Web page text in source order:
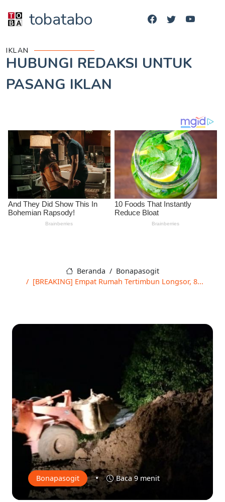
tobatabo
IKLAN
HUBUNGI REDAKSI UNTUK
PASANG IKLAN
Beranda
Bonapasogit
[BREAKING] Empat Rumah Tertimbun Longsor, 8...
Bonapasogit • Baca 9 menit